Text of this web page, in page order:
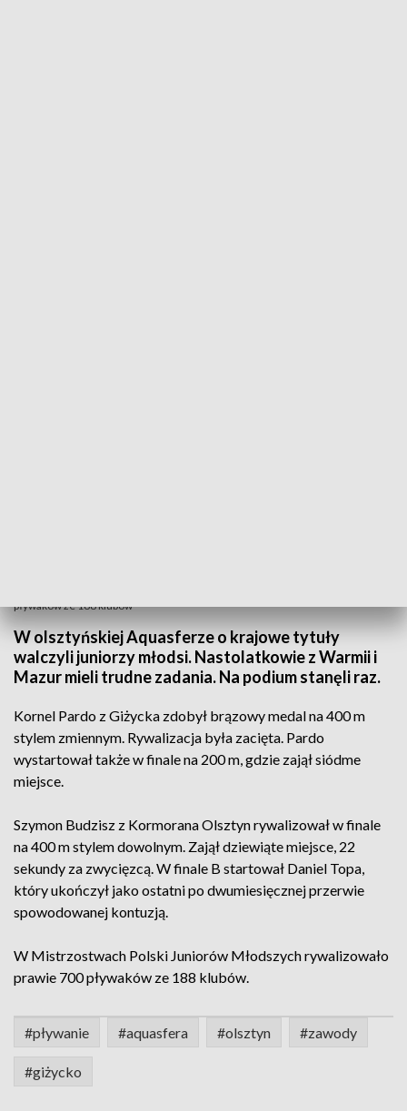
pływaków ze 188 klubów
W olsztyńskiej Aquasferze o krajowe tytuły
walczyli juniorzy młodsi. Nastolatkowie z Warmii i
Mazur mieli trudne zadania. Na podium stanęli raz.
Kornel Pardo z Giżycka zdobył brązowy medal na 400 m
stylem zmiennym. Rywalizacja była zacięta. Pardo
wystartował także w finale na 200 m, gdzie zajął siódme
miejsce.
Szymon Budzisz z Kormorana Olsztyn rywalizował w finale
na 400 m stylem dowolnym. Zajął dziewiąte miejsce, 22
sekundy za zwycięzcą. W finale B startował Daniel Topa,
który ukończył jako ostatni po dwumiesięcznej przerwie
spowodowanej kontuzją.
W Mistrzostwach Polski Juniorów Młodszych rywalizowało
prawie 700 pływaków ze 188 klubów.
#pływanie #aquasfera #olsztyn #zawody
#giżycko